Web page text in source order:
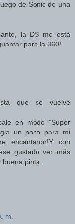
de Sonic de una
la DS me está
para la 360!
que se vuelve
en modo "Super
un poco para mi
encantaron!Y con
gustado ver más
buena pinta.
m.